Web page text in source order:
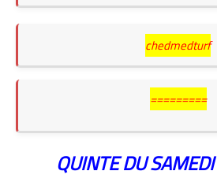
chedmedturf
=========
QUINTE DU SAMEDI